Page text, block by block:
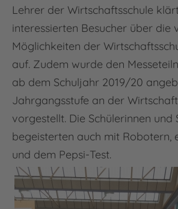
Lehrer der Wirtschaftsschule
interessierten Besucher über die
Möglichkeiten der
auf. Zudem wurde den
ab dem Schuljahr 2019/20
Jahrgangsstufe an der
vorgestellt. Die Schülerinnen und
begeisterten auch mit Robotern,
und dem Pepsi-Test.